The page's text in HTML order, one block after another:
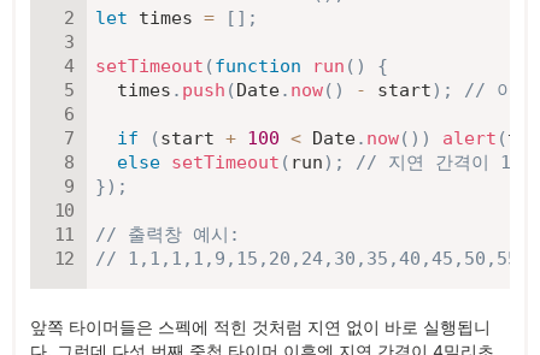
let times = [ ] ;
setTimeout (function run ( )
{
  times
. push ( Date. now( ) - start) ; // 이전
if (start + 100 < Date. now( ) ) alert (
else setTimeout ( run) ;
// 지연 간격이
}) ;
// 출력창 예시:
//
앞쪽 타이머들은 스펙에 적힌 것처럼 지연 없이 바로 실행됩니